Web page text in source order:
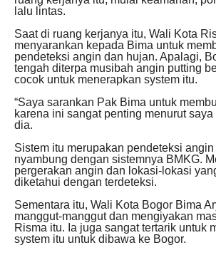
lalu lintas.
Saat di ruang kerjanya itu, Wali Kota
menyarankan kepada Bima untuk
pendeteksi angin dan hujan. Apalagi,
tengah diterpa musibah angin putting
cocok untuk menerapkan system itu.
“Saya sarankan Pak Bima untuk
karena ini sangat penting menurut saya
dia.
Sistem itu merupakan pendeteksi
nyambung dengan sistemnya BMKG.
pergerakan angin dan lokasi-lokasi
diketahui dengan terdeteksi.
Sementara itu, Wali Kota Bogor Bima
manggut-manggut dan mengiyakan
Risma itu. Ia juga sangat tertarik untuk
system itu untuk dibawa ke Bogor.